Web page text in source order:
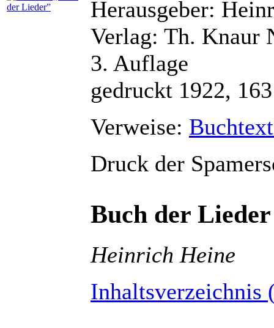
Herausgeber:
Verlag: Th. Knaur
3. Auflage
gedruckt 1922,
Verweise:
Druck der
Buch der Lieder
Heinrich Heine
Inhaltsverzeichnis